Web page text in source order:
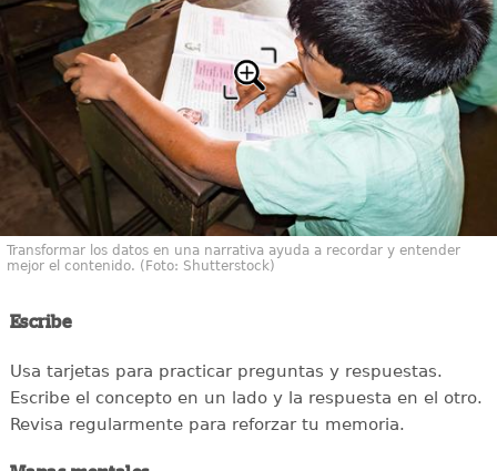
Transformar los datos en una narrativa ayuda a recordar y entender
mejor el contenido. (Foto: Shutterstock)
Escribe
Usa tarjetas para practicar preguntas y respuestas.
Escribe el concepto en un lado y la respuesta en el otro.
Revisa regularmente para reforzar tu memoria.